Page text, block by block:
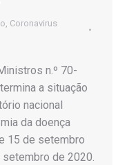
Coronavirus
n.º 70-
a situação
nacional
da doença
15 de setembro
de 2020.